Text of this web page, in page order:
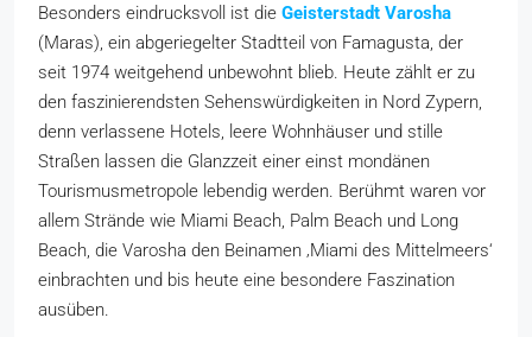
Besonders eindrucksvoll ist die Geisterstadt Varosha
(Maras), ein abgeriegelter Stadtteil von Famagusta, der
seit 1974 weitgehend unbewohnt blieb. Heute zählt er zu
den faszinierendsten Sehenswürdigkeiten in Nord Zypern,
denn verlassene Hotels, leere Wohnhäuser und stille
Straßen lassen die Glanzzeit einer einst mondänen
Tourismusmetropole lebendig werden. Berühmt waren vor
allem Strände wie Miami Beach, Palm Beach und Long
Beach, die Varosha den Beinamen ‚Miami des Mittelmeers‘
einbrachten und bis heute eine besondere Faszination
ausüben.